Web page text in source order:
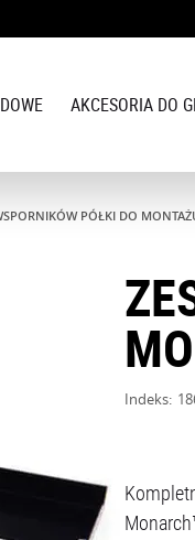
AKCESORIA DO
PÓŁKI DO
Indeks: